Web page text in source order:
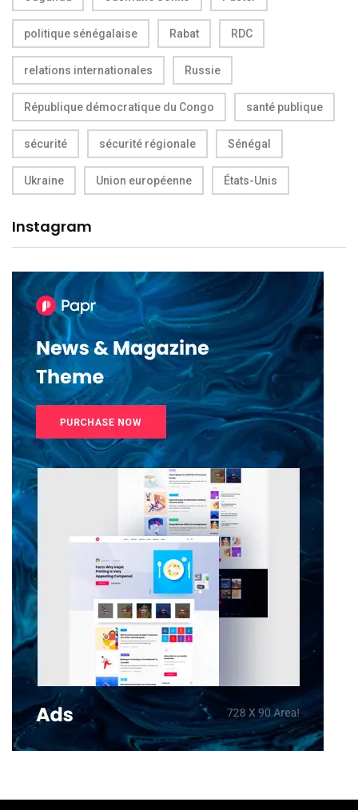
politique sénégalaise Rabat RDC
relations internationales Russie
République démocratique du Congo santé publique
sécurité sécurité régionale Sénégal
Ukraine Union européenne États-Unis
Instagram